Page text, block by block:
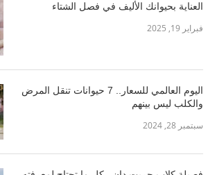
العناية بحيوانك الأليف في فصل الشتاء
فبراير 19, 2025
اليوم العالمي للسعار.. 7 حيوانات تنقل المرض
والكلب ليس بينهم
سبتمبر 28, 2024